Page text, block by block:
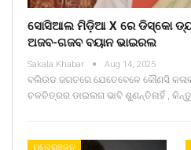
ସୋସିଆଲ ମିଡ଼ିଆ X ରେ ଡିସ୍କୋ
ଅଜବ-ଗଜବ ବୟାନ ଭାଇରଲ
Sakala Khabar Aug 14, 2025
ବଲିଉଡ ଜଗତରେ ଯେତେବେଳେ କୌଣସି
ଚଳଚିତ୍ରର ଡାଇଲଗ ଭାବି ଶୁଣନ୍ତିନାହିଁ , କିନ୍ତୁ
ମନୋରଞ୍ଜନ